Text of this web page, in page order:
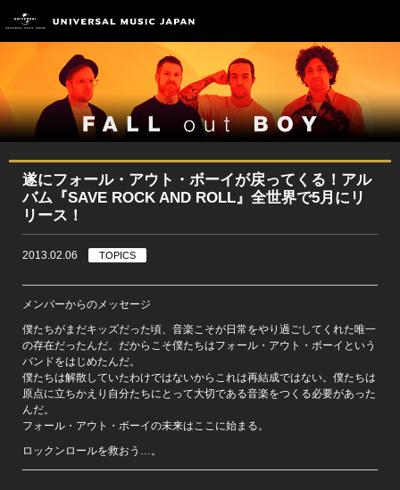
遂にフォール・アウト・ボーイが戻ってくる！アル
バム『SAVE ROCK AND ROLL』全世界で5月にリ
リース！
2013.02.06 TOPICS
メンバーからのメッセージ
僕たちがまだキッズだった頃、音楽こそが日常をやり過ごしてくれた唯一
の存在だったんだ。だからこそ僕たちはフォール・アウト・ボーイという
バンドをはじめたんだ。
僕たちは解散していたわけではないからこれは再結成ではない。僕たちは
原点に立ちかえり自分たちにとって大切である音楽をつくる必要があった
んだ。
フォール・アウト・ボーイの未来はここに始まる。
ロックンロールを救おう…。